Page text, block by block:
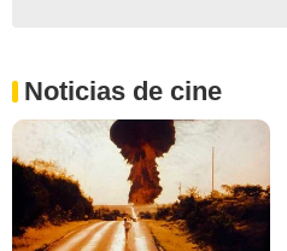
Noticias de cine